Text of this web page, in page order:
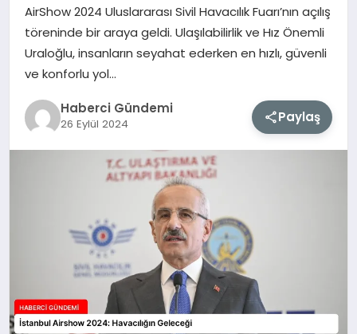
EĞITIM
SAĞLIK
TEKNOLOJI
AirShow 2024 Uluslararası Sivil Havacılık Fuarı’nın açılış
töreninde bir araya geldi. Ulaşılabilirlik ve Hız Önemli
Uraloğlu, insanların seyahat ederken en hızlı, güvenli
ve konforlu yol…
Haberci Gündemi
26 Eylül 2024 Paylaş